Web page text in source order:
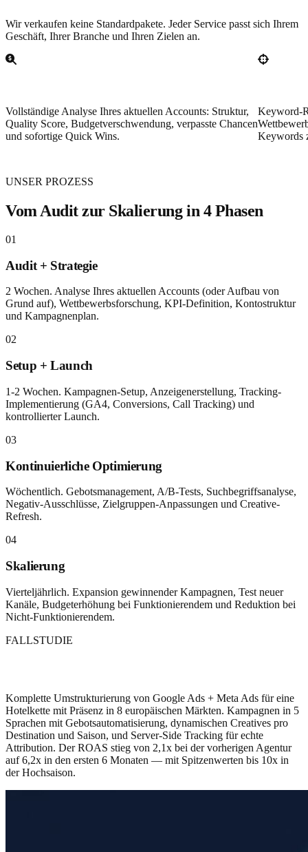
Wir verkaufen keine Standardpakete. Jeder Service passt sich Ihrem
Geschäft, Ihrer Branche und Ihren Zielen an.
Vollständige Analyse Ihres aktuellen Accounts: Struktur,
Quality Score, Budgetverschwendung, verpasste Chancen
und sofortige Quick Wins.
Keyword-
Keywords
UNSER PROZESS
Vom Audit zur Skalierung in 4 Phasen
01
Audit + Strategie
2 Wochen. Analyse Ihres aktuellen Accounts (oder Aufbau von
Grund auf), Wettbewerbsforschung, KPI-Definition, Kontostruktur
und Kampagnenplan.
02
Setup + Launch
1-2 Wochen. Kampagnen-Setup, Anzeigenerstellung, Tracking-
Implementierung (GA4, Conversions, Call Tracking) und
kontrollierter Launch.
03
Kontinuierliche Optimierung
Wöchentlich. Gebotsmanagement, A/B-Tests, Suchbegriffsanalyse,
Negativ-Ausschlüsse, Zielgruppen-Anpassungen und Creative-
Refresh.
04
Skalierung
Vierteljährlich. Expansion gewinnender Kampagnen, Test neuer
Kanäle, Budgeterhöhung bei Funktionierendem und Reduktion bei
Nicht-Funktionierendem.
FALLSTUDIE
Komplette Umstrukturierung von Google Ads + Meta Ads für eine
Hotelkette mit Präsenz in 8 europäischen Märkten. Kampagnen in 5
Sprachen mit Gebotsautomatisierung, dynamischen Creatives pro
Destination und Saison, und Server-Side Tracking für echte
Attribution. Der ROAS stieg von 2,1x bei der vorherigen Agentur
auf 6,2x in den ersten 6 Monaten — mit Spitzenwerten bis 10x in
der Hochsaison.